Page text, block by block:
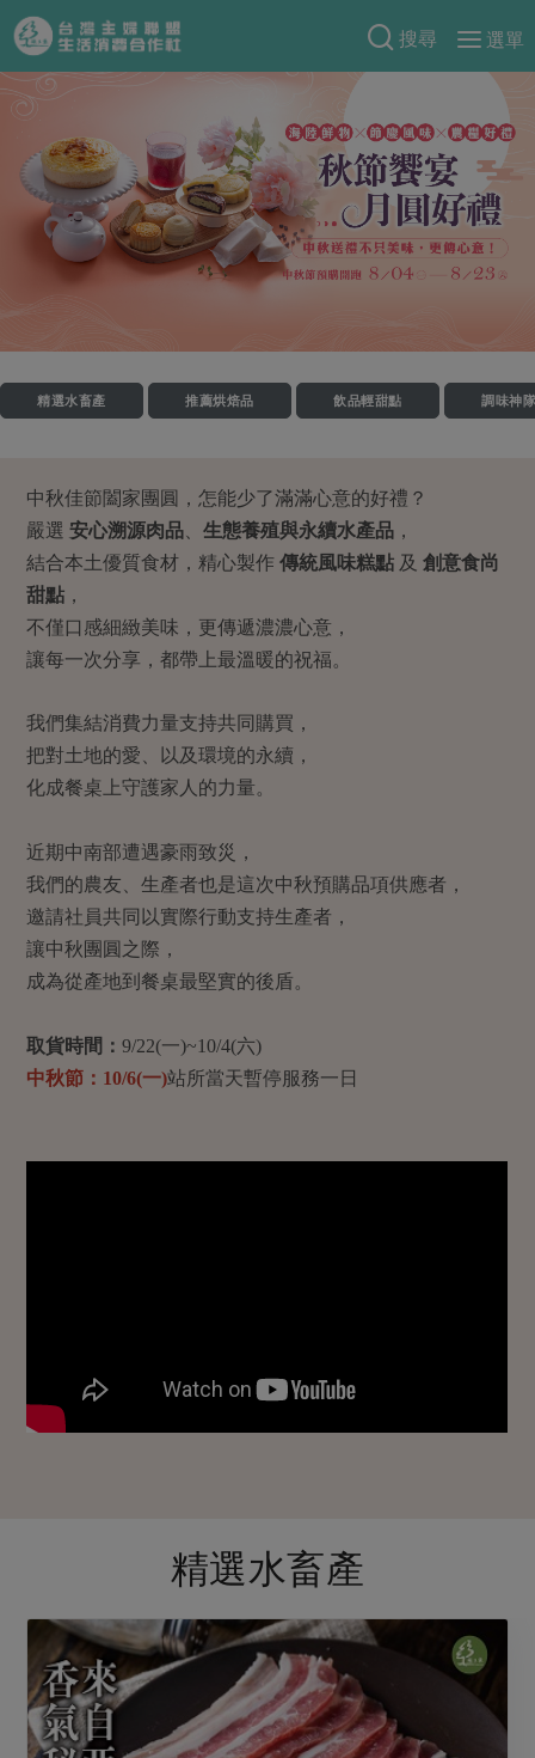
搜尋
選單
產品分類
當季蔬果
一籃菜 當令水果
芽苗類 蕈菇類
辛香料類
蛋 乳製品
肉品・水產
畜產肉類 水產
水畜加工品
調理食材・點心
休閒零嘴 沖泡飲品
保健食品
居家好物
美妝保養 個人清潔
家庭清潔
日用品 圖書禮品
最新產品
食譜料理
食材
米食
常備菜
蛋料理
料理方式
烘焙．點心
醬料
湯品．鍋物
漬物
涼拌沙拉
飲品
主題食譜
異國料理
養身食補
特別企畫
預購活動
防災用品預購圓滿結束
2026年端午節預購圓滿結束
當季產品
合作25-經典快閃最後一週
合作25-精選產品第四彈
合作25-精選產品第三彈
議題活動
30%rPET紅烏龍茶
2024農業發展計畫年度報告
更多議題活動
把最好的台灣味帶回家！
綠主張
社內大小事 合作聯合國
樂齡生活 親子食育
廚房瑜伽
關注議題
減硝酸鹽 惜食
廢核運動 能源議題
減添加物
更多議題
生活者e週報
典藏閱覽室
認識合作社
員工與求才
產品檢驗
自主把關
硝酸鹽檢驗
合作社法規
社務專區
選舉專區
媒體報導
重要公告
精選水畜產 推薦烘焙品 飲品輕甜點 調味神
中秋佳節闔家團圓，怎能少了滿滿心意的好禮？
嚴選安心溯源肉品 、生態養殖與永續水產品 ，
結合本土優質食材，精心製作傳統風味糕點 及創意食尚
甜點 ，
不僅口感細緻美味，更傳遞濃濃心意，
讓每一次分享，都帶上最溫暖的祝福。
我們集結消費力量支持共同購買，
把對土地的愛、以及環境的永續，
化成餐桌上守護家人的力量。
近期中南部遭遇豪雨致災，
我們的農友、生產者也是這次中秋預購品項供應者，
邀請社員共同以實際行動支持生產者，
讓中秋團圓之際，
成為從產地到餐桌最堅實的後盾。
取貨時間：9/22(一)~10/4(六)
中秋節：10/6(一)站所當天暫停服務一日
精選水畜產